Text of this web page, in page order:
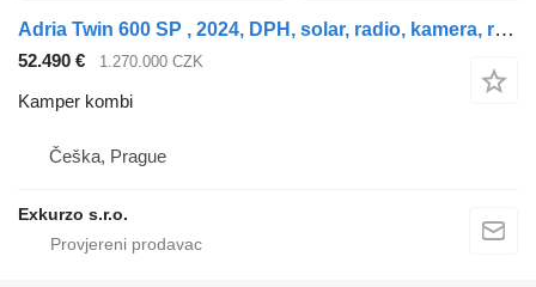
Adria Twin 600 SP , 2024, DPH, solar, radio, kamera, rezerva
52.490 € 1.270.000 CZK
Kamper kombi
Češka, Prague
Exkurzo s.r.o.